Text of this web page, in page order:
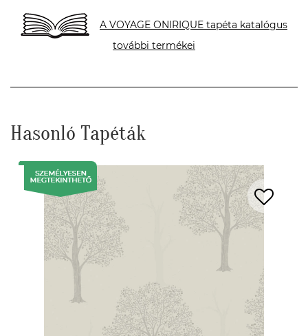
A VOYAGE ONIRIQUE tapéta katalógus
további termékei
Hasonló Tapéták